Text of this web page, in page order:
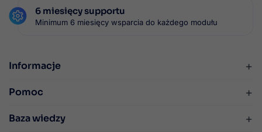
6 miesięcy supportu
Minimum 6 miesięcy wsparcia do każdego modułu
Informacje +
Pomoc +
Baza wiedzy +